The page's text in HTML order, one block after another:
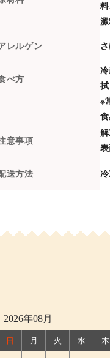
澱
レルゲン
べ方
※
意事項
送方法
2026年08月
日 月 火 水 木